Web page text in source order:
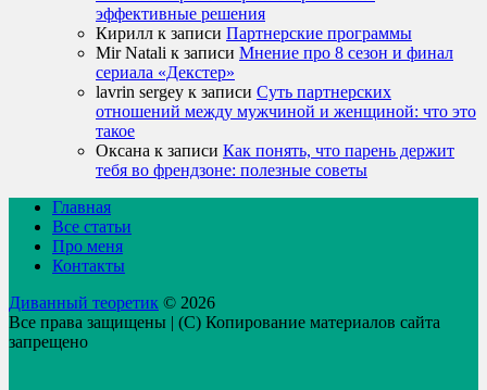
эффективные решения
Кирилл к записи Партнерские программы
Mir Natali к записи Мнение про 8 сезон и финал
сериала «Декстер»
lavrin sergey к записи Суть партнерских
отношений между мужчиной и женщиной: что это
такое
Оксана к записи Как понять, что парень держит
тебя во френдзоне: полезные советы
Главная
Все статьи
Про меня
Контакты
Диванный теоретик © 2026
Все права защищены | (C) Копирование материалов сайта
запрещено